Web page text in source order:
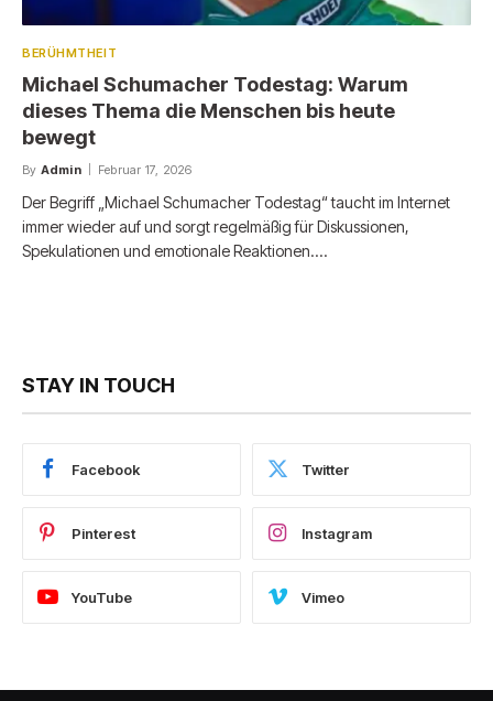
BERÜHMTHEIT
Michael Schumacher Todestag: Warum
dieses Thema die Menschen bis heute
bewegt
By Admin Februar 17, 2026
Der Begriff „Michael Schumacher Todestag“ taucht im Internet
immer wieder auf und sorgt regelmäßig für Diskussionen,
Spekulationen und emotionale Reaktionen.…
STAY IN TOUCH
Facebook Twitter
Pinterest Instagram
YouTube Vimeo